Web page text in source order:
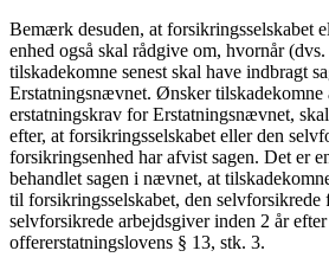
Bemærk desuden, at forsikringsselskabet
enhed også skal rådgive om, hvornår
tilskadekomne senest skal have indbragt
Erstatningsnævnet. Ønsker tilskadekomne
erstatningskrav for Erstatningsnævnet,
efter, at forsikringsselskabet eller den
forsikringsenhed har afvist sagen. Det er
behandlet sagen i nævnet, at
til forsikringsselskabet, den selvforsikrede
selvforsikrede arbejdsgiver inden 2 år
offererstatningslovens § 13, stk. 3.